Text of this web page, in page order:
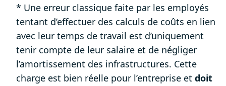
* Une erreur classique faite par les employés
tentant d’effectuer des calculs de coûts en lien
avec leur temps de travail est d’uniquement
tenir compte de leur salaire et de négliger
l’amortissement des infrastructures. Cette
charge est bien réelle pour l’entreprise et doit